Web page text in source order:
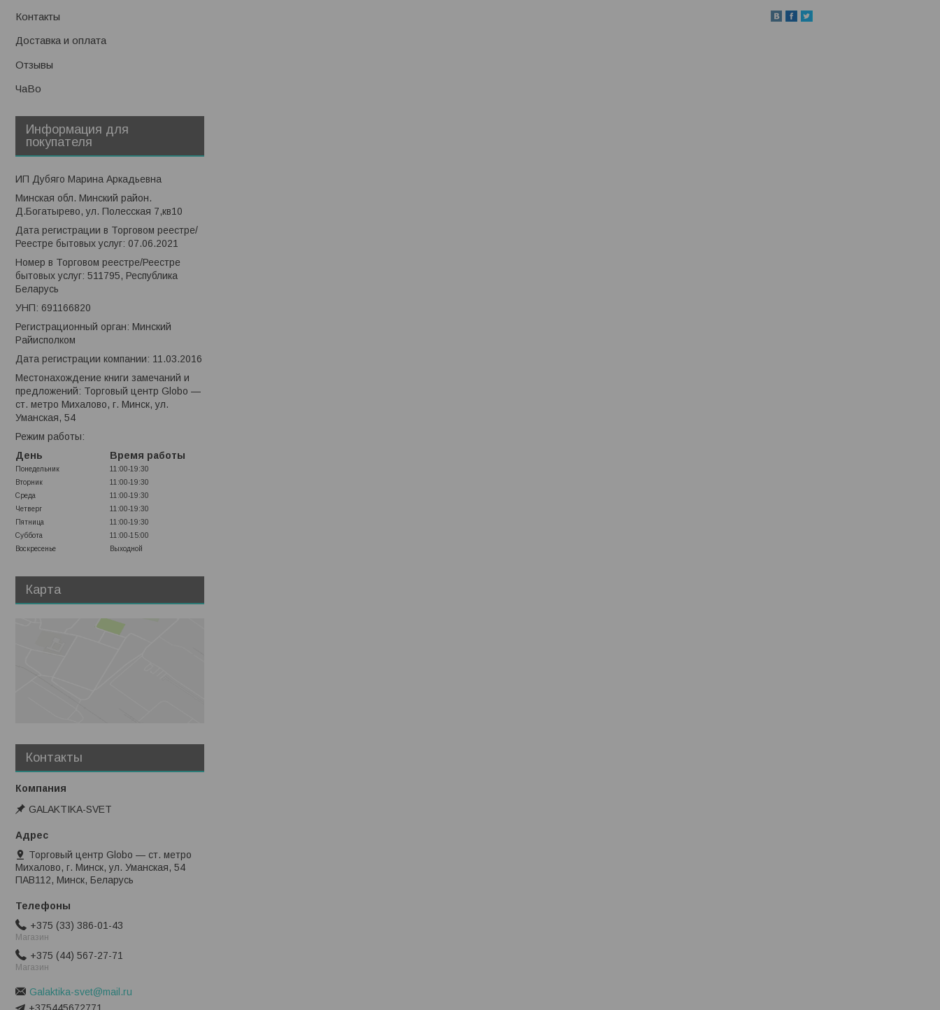
Контакты
Доставка и оплата
Отзывы
ЧаВо
Информация для
покупателя
ИП Дубяго Марина Аркадьевна
Минская обл. Минский район.
Д.Богатырево, ул. Полесская 7,кв10
Дата регистрации в Торговом реестре/
Реестре бытовых услуг: 07.06.2021
Номер в Торговом реестре/Реестре
бытовых услуг: 511795, Республика
Беларусь
УНП: 691166820
Регистрационный орган: Минский
Райисполком
Дата регистрации компании: 11.03.2016
Местонахождение книги замечаний и
предложений: Торговый центр Globo —
ст. метро Михалово, г. Минск, ул.
Уманская, 54
Режим работы:
День
Время работы
Понедельник
11:00-19:30
Вторник
11:00-19:30
Среда
11:00-19:30
Четверг
11:00-19:30
Пятница
11:00-19:30
Суббота
11:00-15:00
Воскресенье
Выходной
Карта
Контакты
GALAKTIKA-SVET
Торговый центр Globo — ст. метро
Михалово, г. Минск, ул. Уманская, 54
ПАВ112, Минск, Беларусь
+375 (33) 386-01-43
Магазин
+375 (44) 567-27-71
Магазин
Galaktika-svet@mail.ru